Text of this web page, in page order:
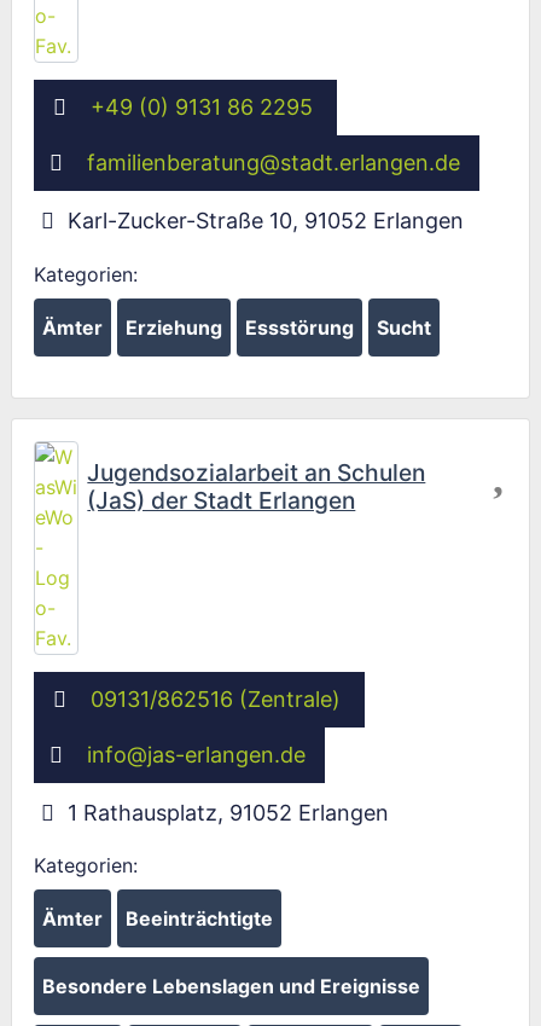
+49 (0) 9131 86 2295
familienberatung@stadt.erlangen.de
Karl-Zucker-Straße 10, 91052 Erlangen
Kategorien:
Ämter Erziehung Essstörung Sucht
Jugendsozialarbeit an Schulen
(JaS) der Stadt Erlangen
09131/862516 (Zentrale)
info@jas-erlangen.de
1 Rathausplatz, 91052 Erlangen
Kategorien:
Ämter Beeinträchtigte
Besondere Lebenslagen und Ereignisse